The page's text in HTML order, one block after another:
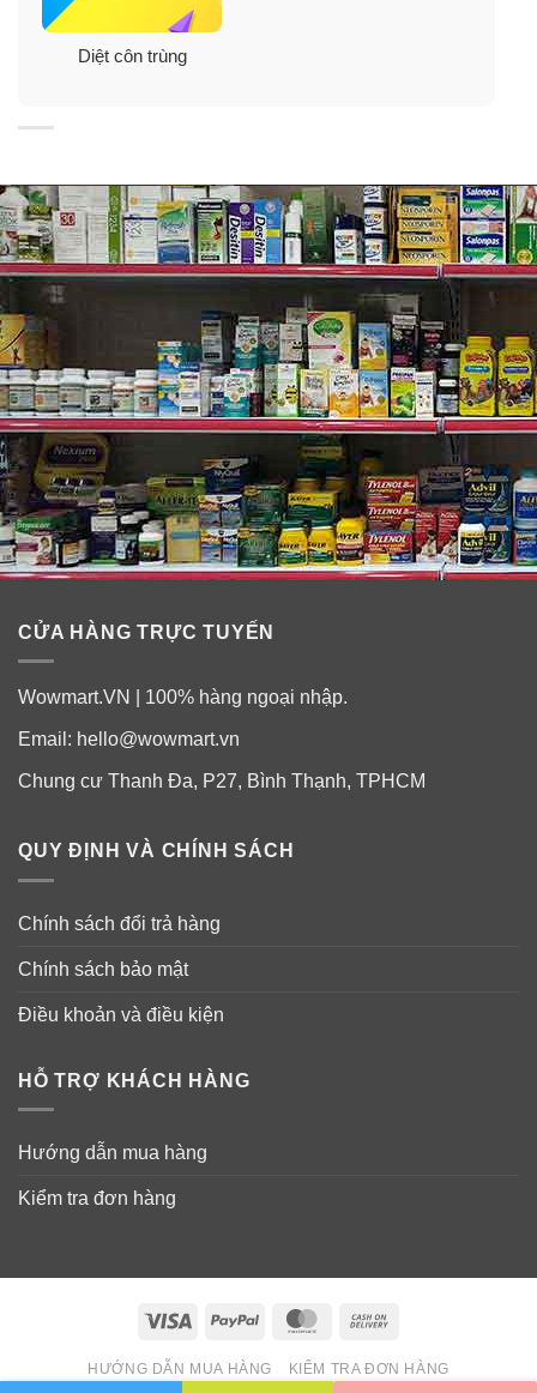
Diệt côn trùng
CỬA HÀNG TRỰC TUYẾN
Wowmart.VN | 100% hàng ngoại nhập.
Email: hello@wowmart.vn
Chung cư Thanh Đa, P27, Bình Thạnh, TPHCM
QUY ĐỊNH VÀ CHÍNH SÁCH
Chính sách đổi trả hàng
Chính sách bảo mật
Điều khoản và điều kiện
HỖ TRỢ KHÁCH HÀNG
Hướng dẫn mua hàng
Kiểm tra đơn hàng
Visa PayPal MasterCard
Delivery
HƯỚNG DẪN MUA HÀNG KIỂM TRA ĐƠN HÀNG